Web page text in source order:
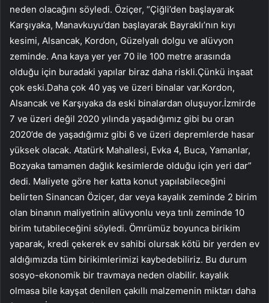
neden olacağını söyledi. Öziçer, “Çiğli’den başlayarak
Karşıyaka, Manavkuyu’dan başlayarak Bayraklı’nın kıyı
kesimi, Alsancak, Kordon, Güzelyalı dolgu ve alüvyon
zeminde. Ana kaya yer yer 70 ile 100 metre arasında
olduğu için buradaki yapılar biraz daha riskli.Çünkü inşaat
çok eski.Daha çok 40 yaş ve üzeri binalar var.Kordon,
Alsancak ve Karşıyaka da eski binalardan oluşuyor.İzmirde
7 ve üzeri değil 2020 yılında yaşadığımız gibi bu oran
2020’de de yaşadığımız gibi 6 ve üzeri depremlerde hasar
yüksek olacak. Atatürk Mahallesi, Evka 4, Buca, Yamanlar,
Bozyaka tamamen dağlık kesimlerde olduğu için yeri dar”
dedi. Maliyete göre her katta konut yapılabileceğini
belirten Sinancan Öziçer, dar veya kayalık zeminde 2 birim
olan binanın maliyetinin alüvyonlu veya tınlı zeminde 10
birim tutabileceğini söyledi. Ömrümüz boyunca birikim
yaparak, kredi çekerek ev sahibi olursak kötü bir yerden ev
aldığımızda tüm birikimlerimizi kaybedebiliriz. Bu durum
sosyo-ekonomik bir travmaya neden olabilir. kayalık
olmasa bile kayşat denilen çakıllı malzemenin miktarı daha